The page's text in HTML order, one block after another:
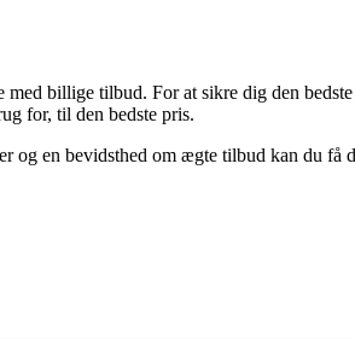
billige tilbud. For at sikre dig den
for, til den bedste pris.
en bevidsthed om ægte tilbud kan du få